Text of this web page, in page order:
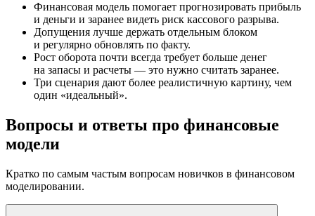
Финансовая модель помогает прогнозировать прибыль
и деньги и заранее видеть риск кассового разрыва.
Допущения лучше держать отдельным блоком
и регулярно обновлять по факту.
Рост оборота почти всегда требует больше денег
на запасы и расчеты — это нужно считать заранее.
Три сценария дают более реалистичную картину, чем
один «идеальный».
Вопросы и ответы про финансовые
модели
Кратко по самым частым вопросам новичков в финансовом
моделировании.